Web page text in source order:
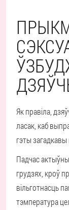
Як правіла,
ласак, каб
гэты загадкавы
Падчас
грудзях, кроў
вільготнасць
тэмпература